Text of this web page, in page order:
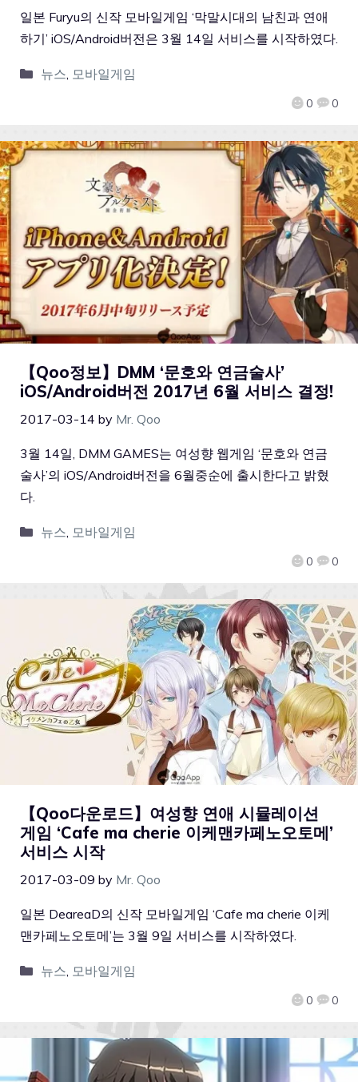
0 0
일본 Furyu의 신작 모바일게임 ‘막말시대의 남친과 연애
하기’ iOS/Android버전은 3월 14일 서비스를 시작하였다.
뉴스, 모바일게임
【Qoo정보】DMM ‘문호와 연금술사’
iOS/Android버전 2017년 6월 서비스 결정!
2017-03-14 by Mr. Qoo
0 0
3월 14일, DMM GAMES는 여성향 웹게임 ‘문호와 연금
술사’의 iOS/Android버전을 6월중순에 출시한다고 밝혔
다.
뉴스, 모바일게임
【Qoo다운로드】여성향 연애 시뮬레이션
게임 ‘Cafe ma cherie 이케맨카페노오토메’
서비스 시작
2017-03-09 by Mr. Qoo
0 0
일본 DeareaD의 신작 모바일게임 ‘Cafe ma cherie 이케
맨카페노오토메’는 3월 9일 서비스를 시작하였다.
뉴스 모바일게임